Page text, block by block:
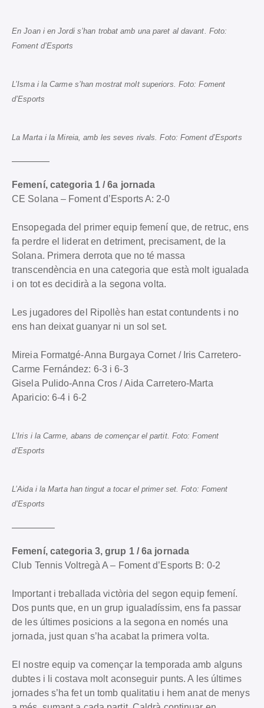
En Joan i en Jordi s’han trobat amb una paret al davant. Foto:
Foment d’Esports
L’Isma i la Carme s’han mostrat molt superiors. Foto: Foment
d’Esports
La Marta i la Mireia, amb les seves rivals. Foto: Foment d’Esports
————
Femení, categoria 1 / 6a jornada
CE Solana – Foment d’Esports A: 2-0
Ensopegada del primer equip femení que, de retruc, ens
fa perdre el liderat en detriment, precisament, de la
Solana. Primera derrota que no té massa
transcendència en una categoria que està molt igualada
i on tot es decidirà a la segona volta.
Les jugadores del Ripollès han estat contundents i no
ens han deixat guanyar ni un sol set.
Mireia Formatgé-Anna Burgaya Cornet / Iris Carretero-
Carme Fernández: 6-3 i 6-3
Gisela Pulido-Anna Cros / Aida Carretero-Marta
Aparicio: 6-4 i 6-2
L’Iris i la Carme, abans de començar el partit. Foto: Foment
d’Esports
L’Aida i la Marta han tingut a tocar el primer set. Foto: Foment
d’Esports
————–
Femení, categoria 3, grup 1 / 6a jornada
Club Tennis Voltregà A – Foment d’Esports B: 0-2
Important i treballada victòria del segon equip femení.
Dos punts que, en un grup igualadíssim, ens fa passar
de les últimes posicions a la segona en només una
jornada, just quan s’ha acabat la primera volta.
El nostre equip va començar la temporada amb alguns
dubtes i li costava molt aconseguir punts. A les últimes
jornades s’ha fet un tomb qualitatiu i hem anat de menys